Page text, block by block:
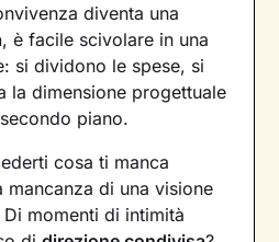
diventa una
, è facile scivolare in una
si dividono le spese, si
la dimensione progettuale
piano.
cosa ti manca
mancanza di una visione
momenti di intimità